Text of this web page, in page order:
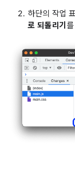
하단의 작업
로 되돌리기